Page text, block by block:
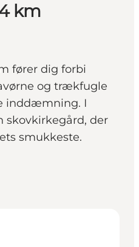
km
fører dig forbi
og trækfugle
inddæmning. I
skovkirkegård, der
smukkeste.